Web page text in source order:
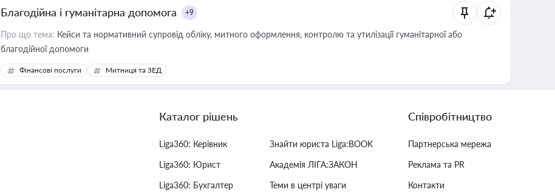
Благодійна і гуманітарна допомога +9
Про що тема: Кейси та нормативний супровід обліку, митного оформлення, контролю та утилізації гуманітарної або
благодійної допомоги
Фінансові послуги Митниця та ЗЕД
Каталог рішень
Liga360: Керівник
Liga360: Юрист
Liga360: Бухгалтер
Знайти юриста Liga:BOOK
Академія ЛІГА:ЗАКОН
Теми в центрі уваги
Співробітництво
Партнерська мережа
Реклама та PR
Контакти